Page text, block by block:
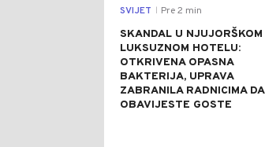
SVIJET Pre 2 min
SKANDAL U NJUJORŠKOM
LUKSUZNOM HOTELU:
OTKRIVENA OPASNA
BAKTERIJA, UPRAVA
ZABRANILA RADNICIMA DA
OBAVIJESTE GOSTE